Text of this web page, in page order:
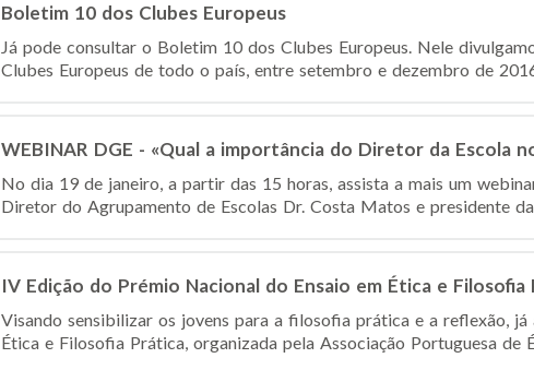
Boletim 10 dos Clubes Europeus
Já pode consultar o Boletim 10 dos Clubes Europeus. Nele
Clubes Europeus de todo o país, entre setembro e dezembro de
WEBINAR DGE - «Qual a importância do Diretor da Escola
No dia 19 de janeiro, a partir das 15 horas, assista a mais um
Diretor do Agrupamento de Escolas Dr. Costa Matos e presidente
IV Edição do Prémio Nacional do Ensaio em Ética e Filosofia
Visando sensibilizar os jovens para a filosofia prática e a reflexão,
Ética e Filosofia Prática, organizada pela Associação Portuguesa de